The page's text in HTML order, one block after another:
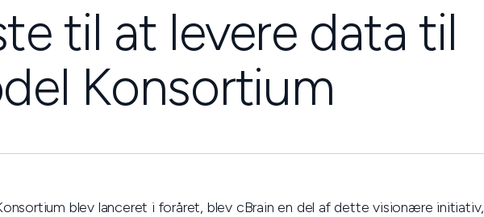
til at levere data til
Konsortium
blev lanceret i foråret, blev cBrain en del af dette visionære initiativ,